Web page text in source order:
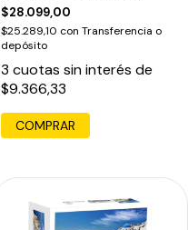
$28.099,00
$25.289,10 con Transferencia o
depósito
3 cuotas sin interés de
$9.366,33